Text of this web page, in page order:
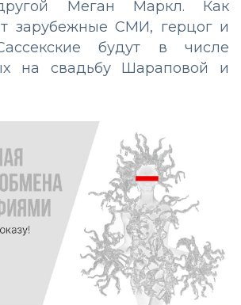
Меган Маркл. Как
зарубежные СМИ, герцог и
будут в числе
на свадьбу Шараповой и